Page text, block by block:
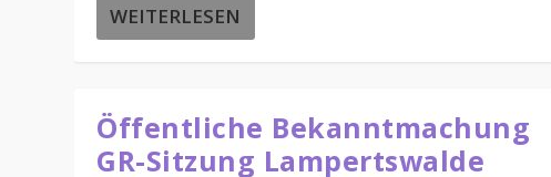
WEITERLESEN
Öffentliche Bekanntmachung
GR-Sitzung Lampertswalde